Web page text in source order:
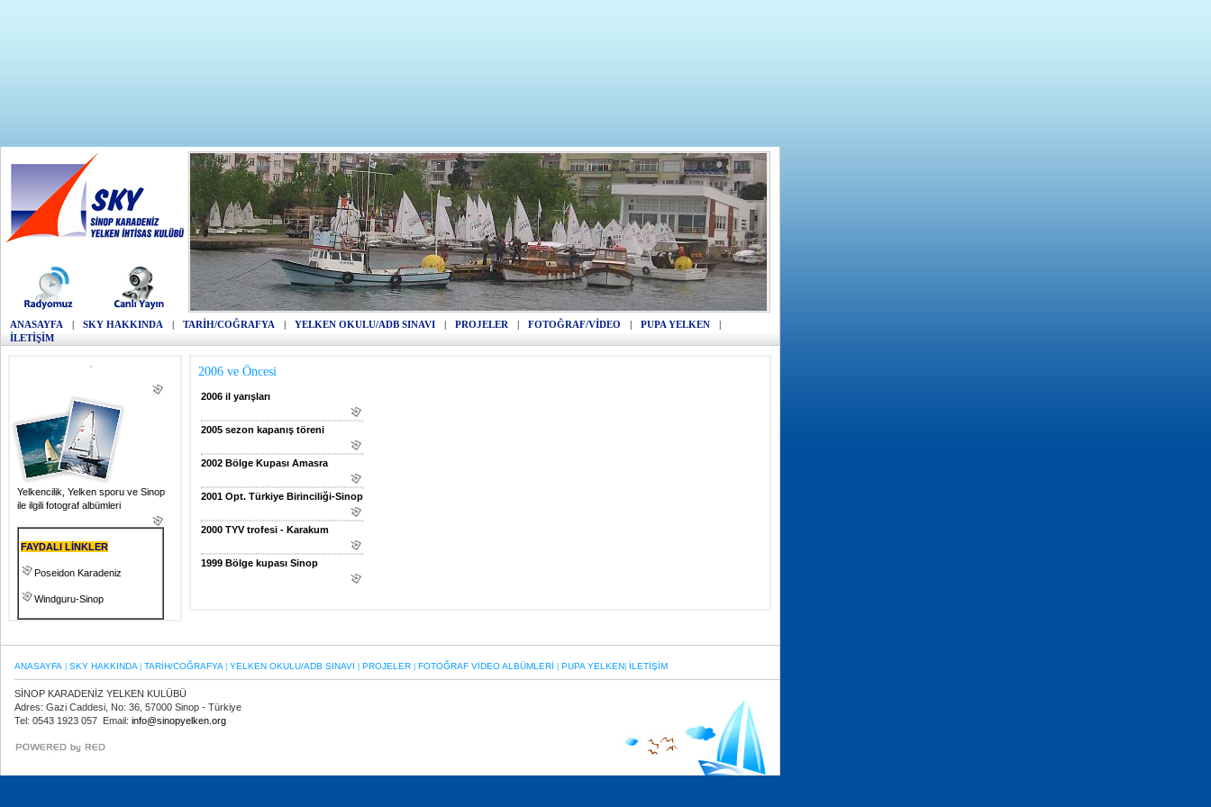
ANASAYFA | SKY HAKKINDA | TARİH/COĞRAFYA | YELKEN OKULU/ADB SINAVI | PROJELER | FOTOĞRAF/VİDEO | PUPA YELKEN
|
İLETİŞİM
Yelkencilik, Yelken sporu ve Sinop
ile ilgili fotograf albümleri
FAYDALI LİNKLER
Poseidon Karadeniz
Windguru-Sinop
2006 ve Öncesi
2006 il yarışları
2005 sezon kapanış töreni
2002 Bölge Kupası Amasra
2001 Opt. Türkiye Birinciliği-Sinop
2000 TYV trofesi - Karakum
1999 Bölge kupası Sinop
ANASAYFA SKY HAKKINDA TARİH/COĞRAFYA YELKEN OKULU/ADB SINAVI PROJELER FOTOĞRAF VİDEO ALBÜMLERİ PUPA YELKEN İLETİŞİM
SİNOP KARADENİZ YELKEN KULÜBÜ
Adres: Gazi Caddesi, No: 36, 57000 Sinop - Türkiye
Tel: 0543 1923 057 Email: info@sinopyelken.org